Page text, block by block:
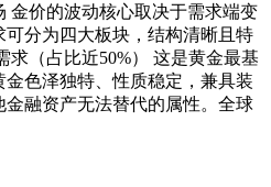
金价的波动核心取决于需求端变
分为四大板块，结构清晰且特
求（占比近50%） 这是黄金最基
色泽独特、性质稳定，兼具装
融资产无法替代的属性。全球